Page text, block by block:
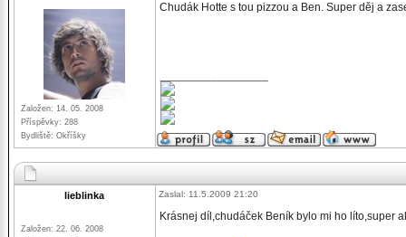
Založen: 14. 05. 2008
Příspěvky: 288
Bydliště: Okříšky
Chudák Hotte s tou pizzou a Ben. Super děj a
lieblinka
Založen: 22. 06. 2008
Zaslal: 11.5.2009 21:20
Krásnej díl,chudáček Beník bylo mi ho líto,super